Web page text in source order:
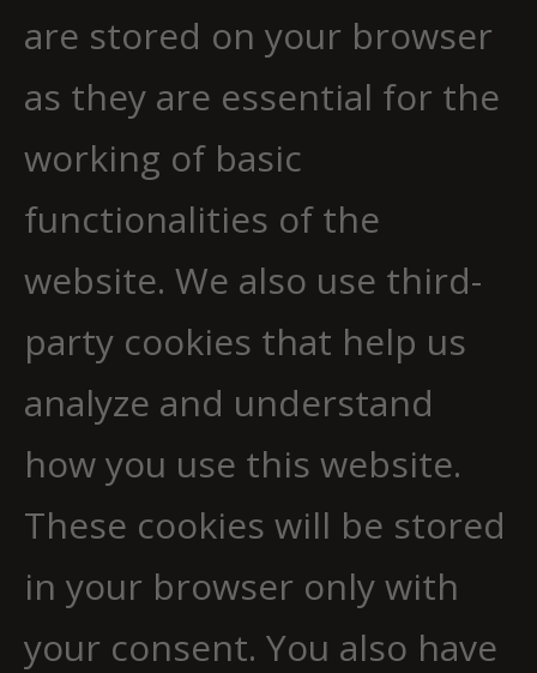
are stored on your browser
as they are essential for the
working of basic
functionalities of the
website. We also use third-
party cookies that help us
analyze and understand
how you use this website.
These cookies will be stored
in your browser only with
your consent. You also have